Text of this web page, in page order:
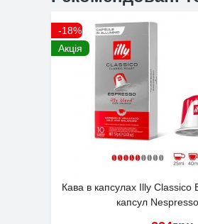
-18%
Акція
Кава в капсулах Illy Classico
капсул Nespresso